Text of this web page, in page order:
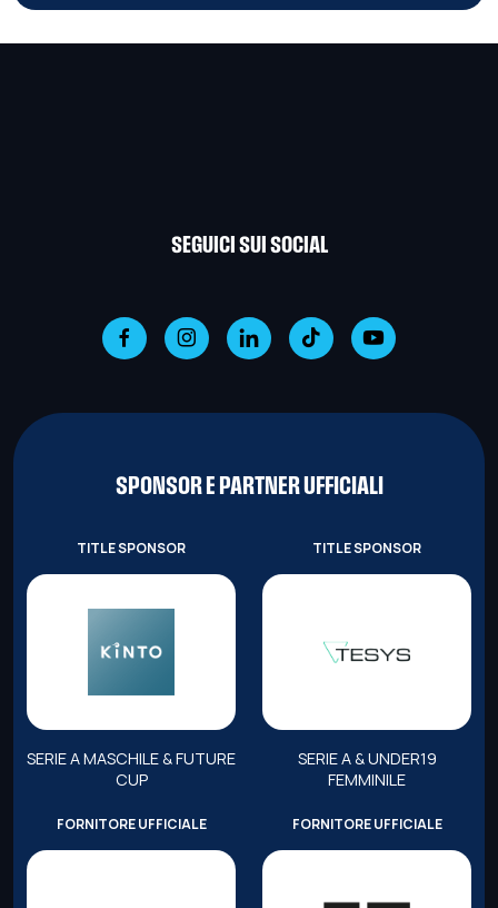
SEGUICI SUI SOCIAL
SPONSOR E PARTNER UFFICIALI
TITLE SPONSOR
SERIE A MASCHILE & FUTURE
CUP
TITLE SPONSOR
SERIE A & UNDER19
FEMMINILE
FORNITORE UFFICIALE FORNITORE UFFICIALE